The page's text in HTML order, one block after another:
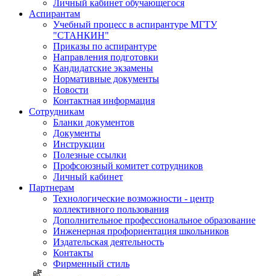
Личный кабинет обучающегося
Аспирантам
Учебный процесс в аспирантуре МГТУ
"СТАНКИН"
Приказы по аспирантуре
Направления подготовки
Кандидатские экзамены
Нормативные документы
Новости
Контактная информация
Сотрудникам
Бланки документов
Документы
Инструкции
Полезные ссылки
Профсоюзный комитет сотрудников
Личный кабинет
Партнерам
Технологические возможности - центр
коллективного пользования
Дополнительное профессиональное образование
Инженерная профориентация школьников
Издательская деятельность
Контакты
Фирменный стиль